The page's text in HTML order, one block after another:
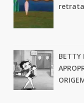
BETTY